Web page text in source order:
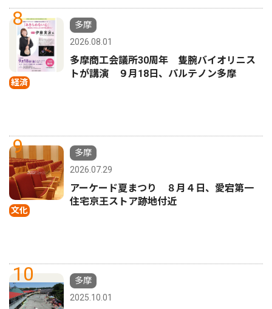
8
経済
多摩
2026.08.01
多摩商工会議所30周年 隻腕バイオリニス
トが講演 ９月18日、パルテノン多摩
9
文化
多摩
2026.07.29
アーケード夏まつり ８月４日、愛宕第一
住宅京王ストア跡地付近
10
多摩
2025.10.01